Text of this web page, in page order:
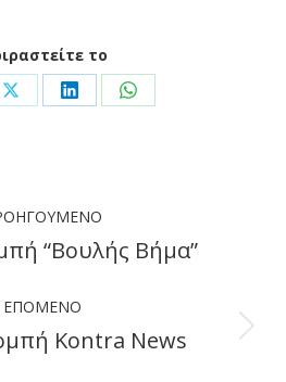
το
Share Share Share
Previous
“Βουλής Βήμα”
ΕΠΌΜΕΝΟ
Next
Kontra News